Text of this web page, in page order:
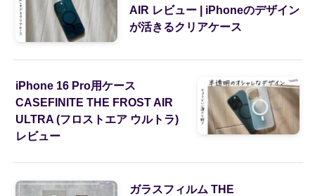
AIR レビュー | iPhoneのデザイン
が活きるクリアケース
iPhone 16 Pro用ケース
CASEFINITE THE FROST AIR
ULTRA (フロストエア ウルトラ)
レビュー
ガラスフィルム THE